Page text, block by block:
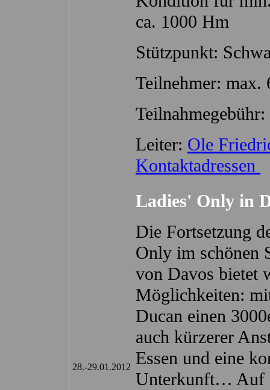
ca. 1000 Hm
Stützpunkt:
Teilnehmer: max.
Leiter: Ole
Kontaktadressen
28.-29.01.2012
Ladies' Only in
Die Fortsetzung
Only im schönen
von Davos bietet
Möglichkeiten:
Ducan einen
auch kürzerer
Essen und eine
Unterkunft… Auf